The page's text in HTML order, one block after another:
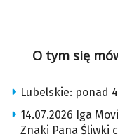
O tym się
Lubelskie: ponad
14.07.2026 Iga
Znaki Pana Śliwki